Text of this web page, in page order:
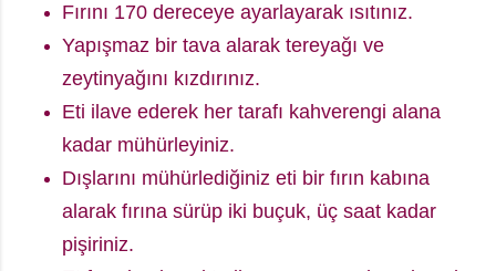
Fırını 170 dereceye ayarlayarak ısıtınız.
Yapışmaz bir tava alarak tereyağı ve
zeytinyağını kızdırınız.
Eti ilave ederek her tarafı kahverengi alana
kadar mühürleyiniz.
Dışlarını mühürlediğiniz eti bir fırın kabına
alarak fırına sürüp iki buçuk, üç saat kadar
pişiriniz.